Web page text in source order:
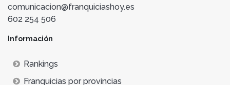
comunicacion@franquiciashoy.es
602 254 506
Información
Rankings
Franquicias por provincias